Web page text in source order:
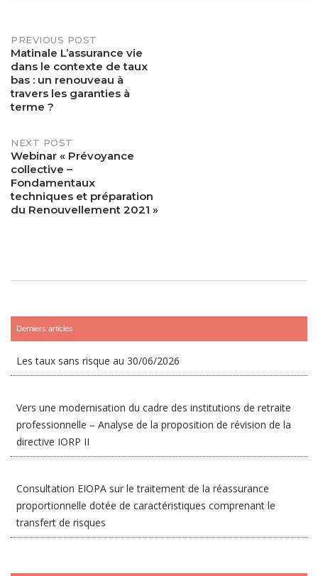
Post
navigation
PREVIOUS POST
Matinale L’assurance vie
dans le contexte de taux
bas : un renouveau à
travers les garanties à
terme ?
NEXT POST
Webinar « Prévoyance
collective –
Fondamentaux
techniques et préparation
du Renouvellement 2021 »
Derniers articles
Les taux sans risque au 30/06/2026
Vers une modernisation du cadre des institutions de retraite
professionnelle – Analyse de la proposition de révision de la
directive IORP II
Consultation EIOPA sur le traitement de la réassurance
proportionnelle dotée de caractéristiques comprenant le
transfert de risques